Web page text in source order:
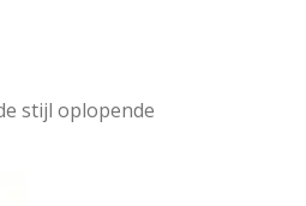
stijl oplopende